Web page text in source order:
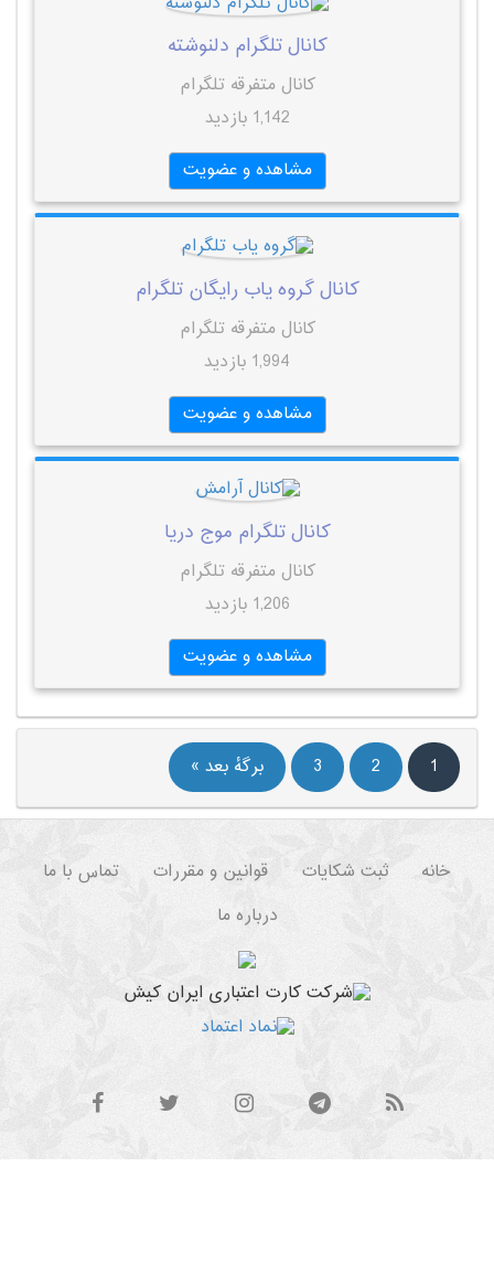
کانال تلگرام دلنوشته
کانال متفرقه تلگرام
1,142 بازدید
مشاهده و عضویت
کانال گروه یاب رایگان تلگرام
کانال متفرقه تلگرام
1,994 بازدید
مشاهده و عضویت
کانال تلگرام موج دریا
کانال متفرقه تلگرام
1,206 بازدید
مشاهده و عضویت
1
2
3 برگهٔ بعد »
خانه ثبت شکایات قوانین و مقررات
تماس با ما
درباره ما